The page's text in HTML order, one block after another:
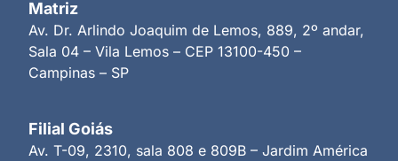
Matriz
Av. Dr. Arlindo Joaquim de Lemos, 889, 2º andar,
Sala 04 – Vila Lemos – CEP 13100-450 –
Campinas – SP
Filial Goiás
Av. T-09, 2310, sala 808 e 809B – Jardim América